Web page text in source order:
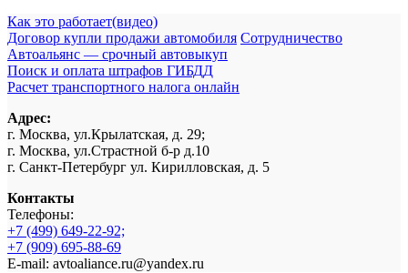
Как это работает(видео)
Договор купли продажи автомобиля Сотрудничество
Автоальянс — срочный автовыкуп
Поиск и оплата штрафов ГИБДД
Расчет транспортного налога онлайн
Адрес:
г. Москва, ул.Крылатская, д. 29;
г. Москва, ул.Страстной б-р д.10
г. Санкт-Петербург ул. Кирилловская, д. 5
Контакты
Телефоны:
+7 (499) 649-22-92;
+7 (909) 695-88-69
E-mail: avtoaliance.ru@yandex.ru